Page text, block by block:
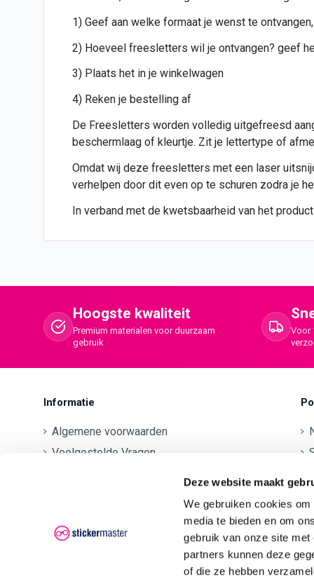
Deze website maakt
We gebruiken cookies
media te bieden en om
gebruik van onze site
partners kunnen deze
of die ze hebben
1) Geef aan welke formaat je wenst te
2) Hoeveel freesletters wil je ontvangen? geef
3) Plaats het in je winkelwagen
4) Reken je bestelling af
De Freesletters worden volledig uitgefreesd
beschermlaag of kleurtje. Zit je lettertype of
Omdat wij deze freesletters met een laser
verhelpen door dit even op te schuren zodra je
In verband met de kwetsbaarheid van het
Hoogste kwaliteit
Premium materialen voor duurzaam
gebruik
Voor
Informatie
Algemene voorwaarden
Veelgestelde Vragen
Klachten
Privacyverklaring AVG/GDPR